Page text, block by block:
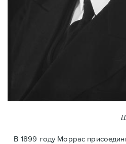
В 1899 году Моррас